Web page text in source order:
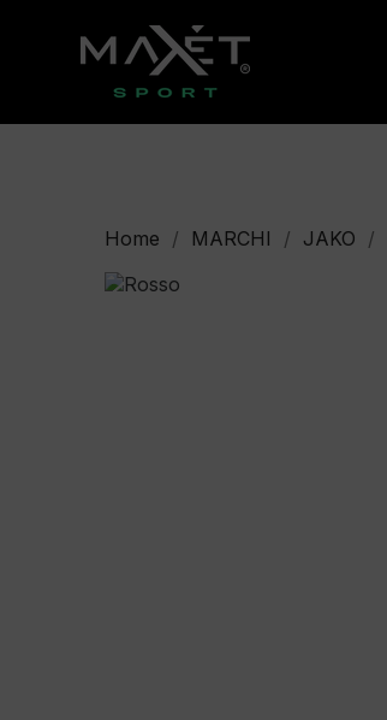
Home MARCHI JAKO